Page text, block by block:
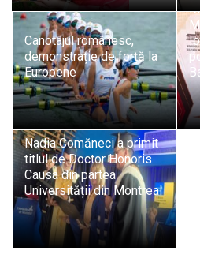
Canotajul românesc,
demonstrație de forță la
Europene
Nadia Comăneci a primit
titlul de Doctor Honoris
Causa din partea
Universității din Montreal